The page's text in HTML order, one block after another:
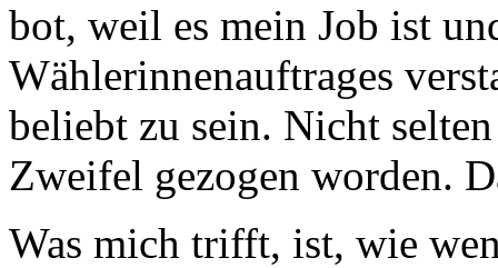
bot, weil es mein Job ist
Wählerinnenauftrages
beliebt zu sein. Nicht
Zweifel gezogen worden.
Was mich trifft, ist, wie